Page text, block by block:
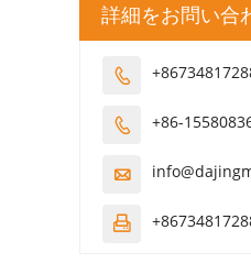
詳細をお問い合

 +86-

